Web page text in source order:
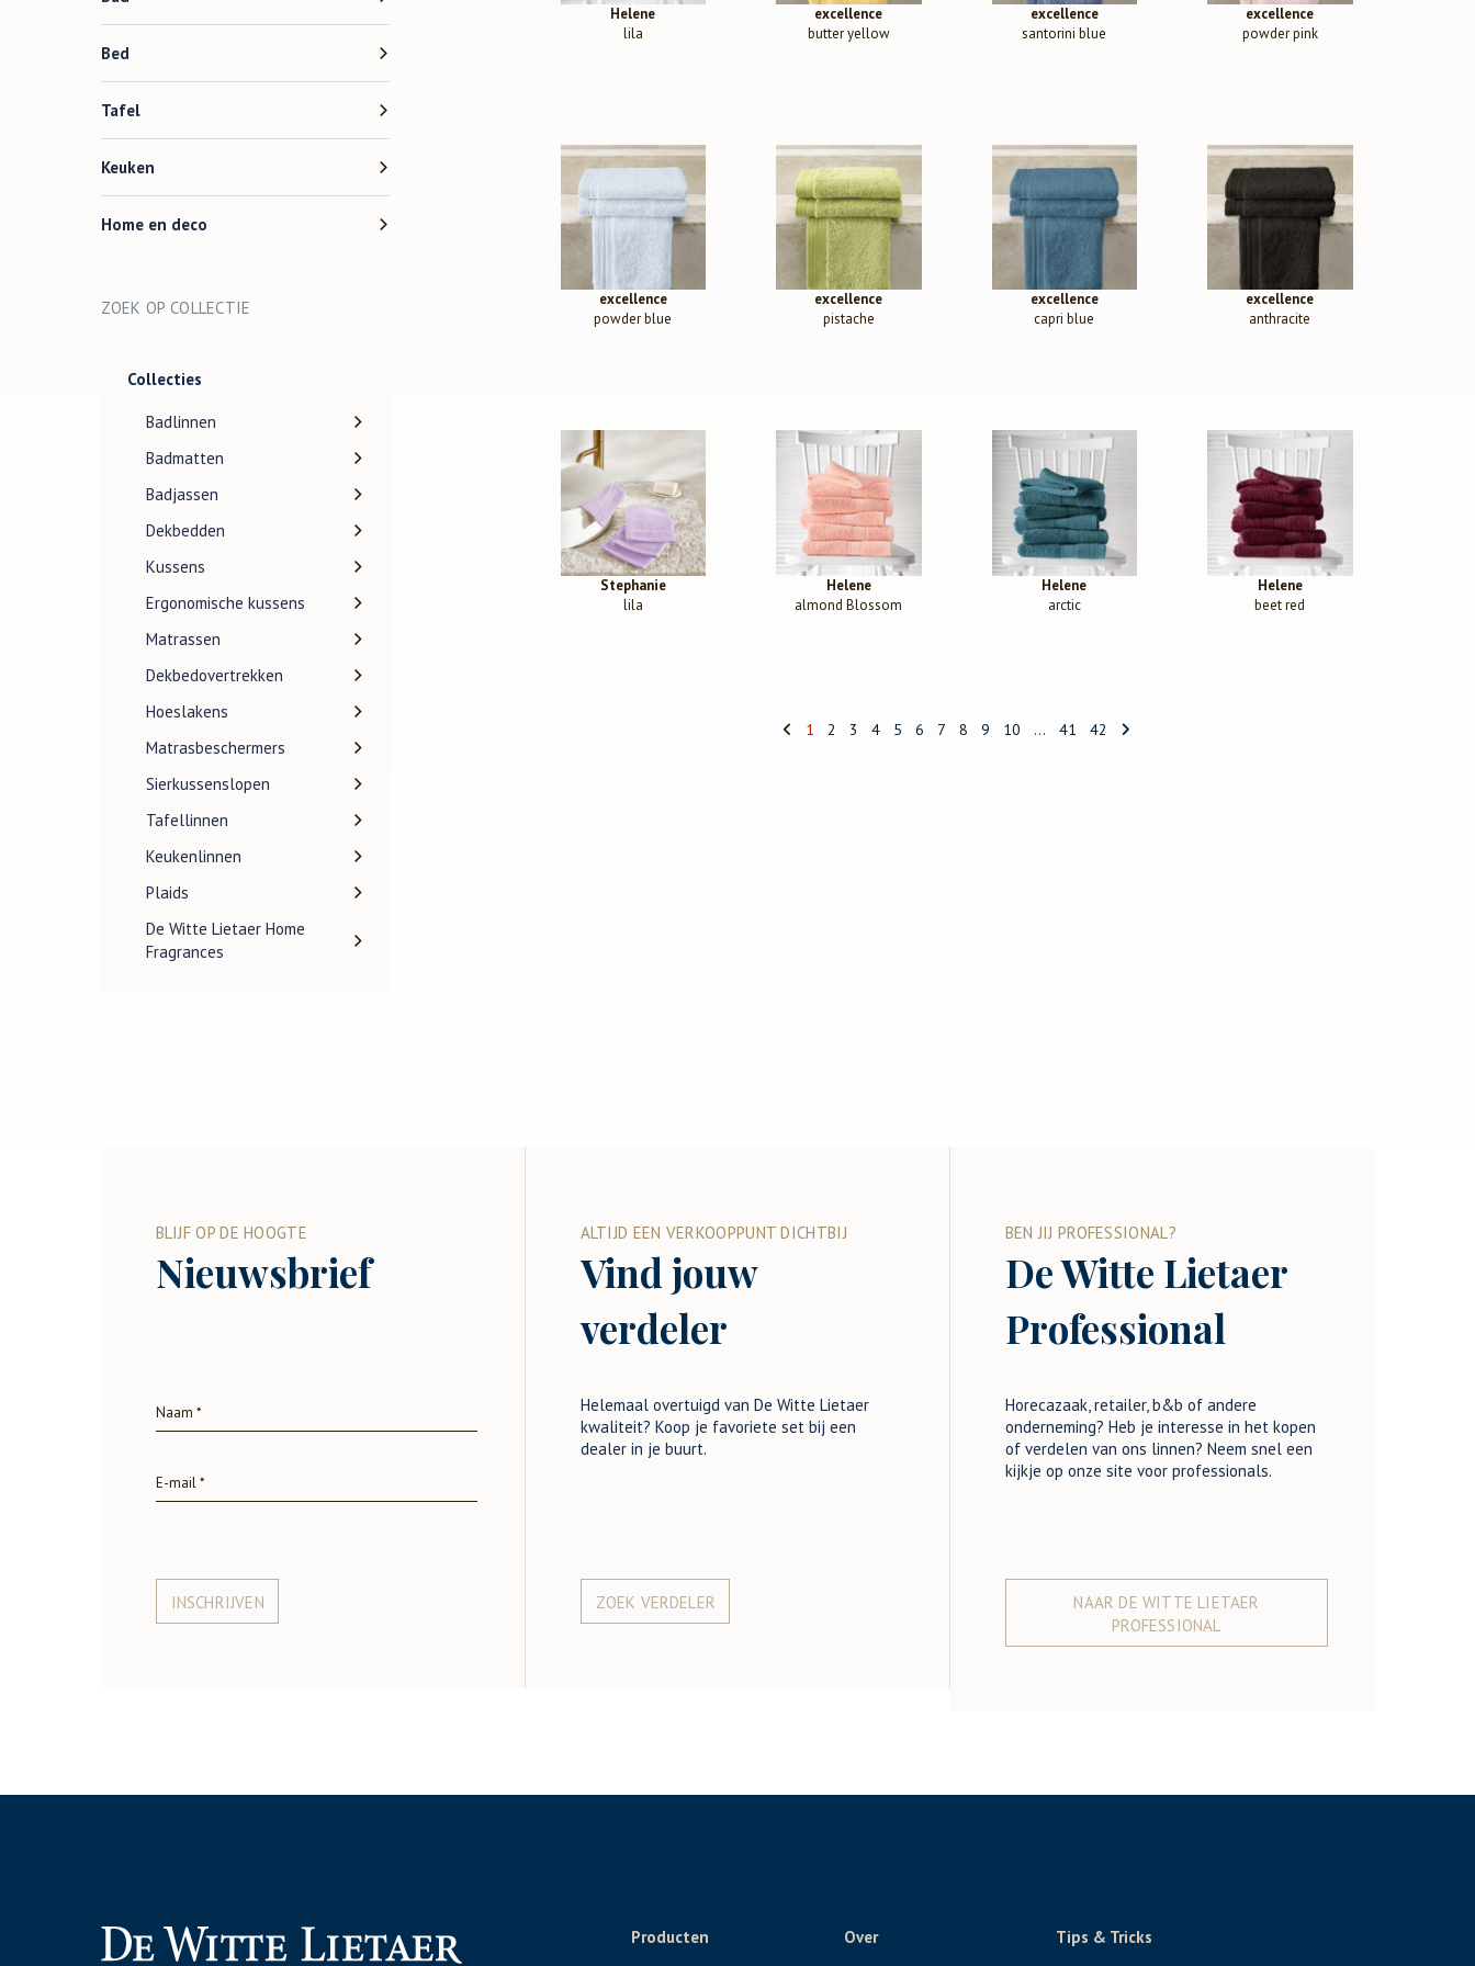
Bed
Tafel
Keuken
Home en deco
ZOEK OP COLLECTIE
Collecties
Badlinnen
Badmatten
Badjassen
Dekbedden
Kussens
Ergonomische kussens
Matrassen
Dekbedovertrekken
Hoeslakens
Matrasbeschermers
Sierkussenslopen
Tafellinnen
Keukenlinnen
Plaids
De Witte Lietaer Home
Fragrances
Helene
lila
excellence
butter yellow
excellence
santorini blue
excellence
powder pink
excellence
powder blue
excellence
pistache
excellence
capri blue
excellence
anthracite
Stephanie
lila
Helene
almond Blossom
Helene
arctic
Helene
beet red
1 2 3 4 5 6 7 8 9 10 ... 41 42
BLIJF OP DE HOOGTE
Nieuwsbrief
INSCHRIJVEN
ALTIJD EEN VERKOOPPUNT DICHTBIJ
Vind jouw
verdeler
Helemaal overtuigd van De Witte Lietaer
kwaliteit? Koop je favoriete set bij een
dealer in je buurt.
ZOEK VERDELER
BEN JIJ PROFESSIONAL?
De Witte Lietaer
Professional
Horecazaak, retailer, b&b of andere
onderneming? Heb je interesse in het kopen
of verdelen van ons linnen? Neem snel een
kijkje op onze site voor professionals.
NAAR DE WITTE LIETAER
PROFESSIONAL
Producten
Over
Tips & Tricks